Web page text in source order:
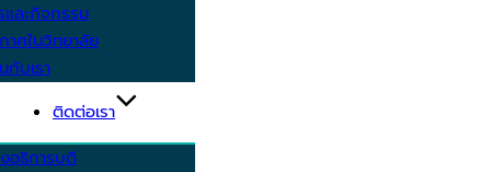
และกิจกรรม
าศในวิทยาลัย
กับเรา
ติดต่อเรา
อธิการบดี